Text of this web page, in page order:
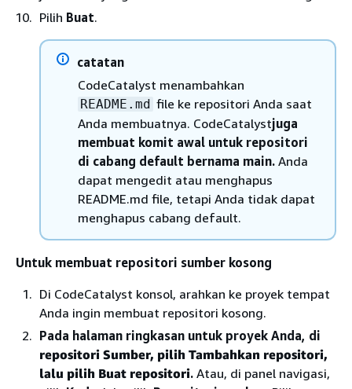
Pilih Buat.
catatan
CodeCatalyst menambahkan
README.md file ke repositori Anda saat
Anda membuatnya. CodeCatalystjuga
membuat komit awal untuk repositori
di cabang default bernama main. Anda
dapat mengedit atau menghapus
README.md file, tetapi Anda tidak dapat
menghapus cabang default.
Untuk membuat repositori sumber kosong
Di CodeCatalyst konsol, arahkan ke proyek tempat
Anda ingin membuat repositori kosong.
Pada halaman ringkasan untuk proyek Anda, di
repositori Sumber, pilih Tambahkan repositori,
lalu pilih Buat repositori. Atau, di panel navigasi,